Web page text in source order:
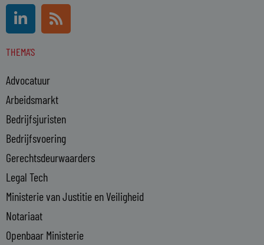
L
i
n
k
d
i
n
-
i
n
R
s
s
THEMA'S
Advocatuur
Arbeidsmarkt
Bedrijfsjuristen
Bedrijfsvoering
Gerechtsdeurwaarders
Legal Tech
Ministerie van Justitie en Veiligheid
Notariaat
Openbaar Ministerie